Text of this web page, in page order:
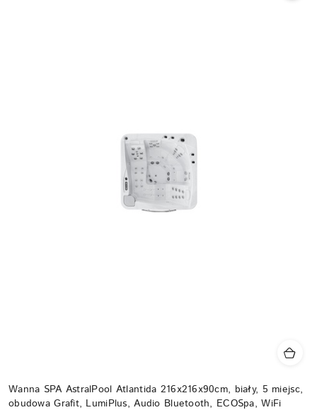
Wanna SPA AstralPool Atlantida 216x216x90cm, biały, 5 miejsc,
obudowa Grafit, LumiPlus, Audio Bluetooth, ECOSpa, WiFi